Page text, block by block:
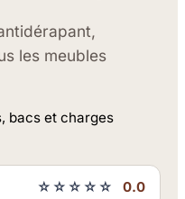
les meubles
bacs et charges
☆☆☆☆☆ 0.0